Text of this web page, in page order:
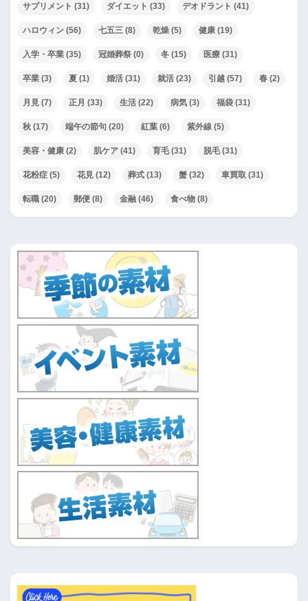
サプリメント (31) ダイエット (33) デオドラント (41)
ハロウィン (56) 七五三 (8) 乾燥 (5) 健康 (19)
入学・卒業 (35) 冠婚葬祭 (0) 冬 (15) 医療 (31)
卒業 (3) 夏 (1) 婚活 (31) 就活 (23) 引越 (57) 春 (2)
月見 (7) 正月 (33) 生活 (22) 病気 (3) 福袋 (31)
秋 (17) 端午の節句 (20) 紅葉 (6) 紫外線 (5)
美容・健康 (2) 肌ケア (41) 育毛(31) 脱毛(31)
花粉症 (5) 花見 (12) 葬式 (13) 蟹 (32) 車買取 (31)
転職 (20) 郵便 (8) 金融 (46) 食べ物 (8)